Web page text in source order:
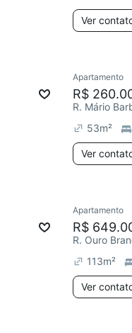
Ver
Chegou
Apartamento
R$
R. Mário
53m²
Ver
Apartamento
R$
R. Ouro
113m²
Ver